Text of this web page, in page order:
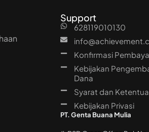
Support
628119010130
Konfirmasi
Kebijakan
Dana
Syarat dan
Kebijakan Privasi
PT. Genta Buana Mulia